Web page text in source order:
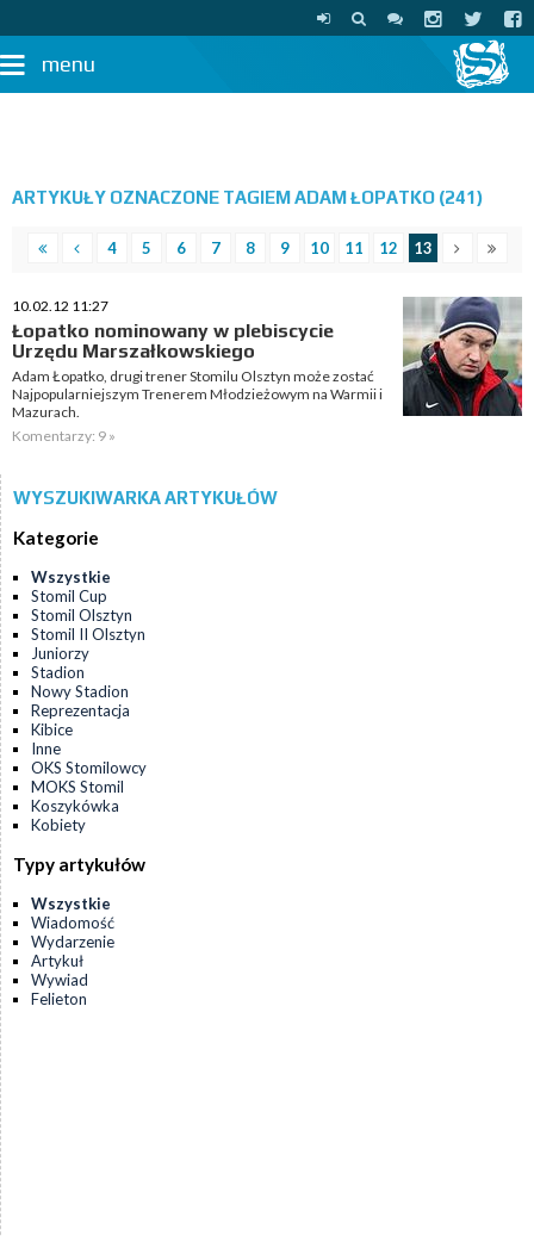
menu
ARTYKUŁY OZNACZONE TAGIEM ADAM ŁOPATKO (241)
4 5 6 7 8 9 10 11 12 13
10.02.12 11:27
Łopatko nominowany w plebiscycie
Urzędu Marszałkowskiego
Adam Łopatko, drugi trener Stomilu Olsztyn może zostać
Najpopularniejszym Trenerem Młodzieżowym na Warmii i
Mazurach.
Komentarzy: 9 »
WYSZUKIWARKA ARTYKUŁÓW
Kategorie
Wszystkie
Stomil Cup
Stomil Olsztyn
Stomil II Olsztyn
Juniorzy
Stadion
Nowy Stadion
Reprezentacja
Kibice
Inne
OKS Stomilowcy
MOKS Stomil
Koszykówka
Kobiety
Typy artykułów
Wszystkie
Wiadomość
Wydarzenie
Artykuł
Wywiad
Felieton